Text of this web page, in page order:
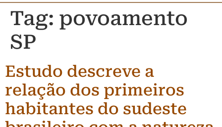
Tag: povoamento
SP
Estudo descreve a
relação dos primeiros
habitantes do sudeste